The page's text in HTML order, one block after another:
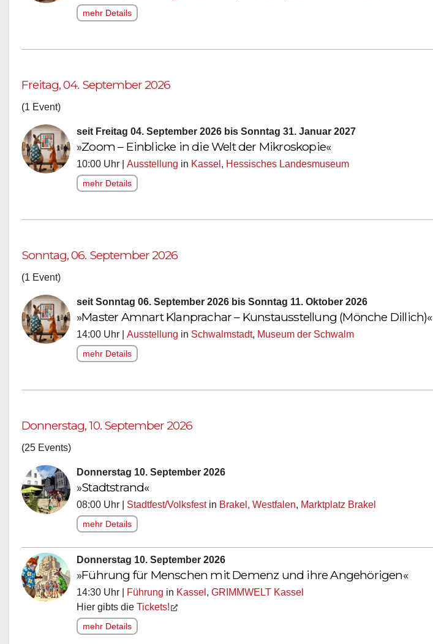
mehr Details
Freitag, 04. September 2026
(1 Event)
seit Freitag 04. September 2026 bis Sonntag 31. Januar 2027
»Zoom – Einblicke in die Welt der Mikroskopie«
10:00 Uhr | Ausstellung in Kassel , Hessisches Landesmuseum
mehr Details
Sonntag, 06. September 2026
(1 Event)
seit Sonntag 06. September 2026 bis Sonntag 11. Oktober 2026
»Master Amnart Klanprachar – Kunstausstellung (Mönche Dillich)«
14:00 Uhr | Ausstellung in Schwalmstadt, Museum der Schwalm
mehr Details
Donnerstag, 10. September 2026
(25 Events)
Donnerstag 10. September 2026
»Stadtstrand«
08:00 Uhr | Stadtfest/Volksfestin Brakel, Westfalen, Marktplatz Brakel
mehr Details
Donnerstag 10. September 2026
»Führung für Menschen mit Demenz und ihre Angehörigen«
14:30 Uhr | Führung in Kassel , GRIMMWELT Kassel
Hier gibts die Tickets!
mehr Details